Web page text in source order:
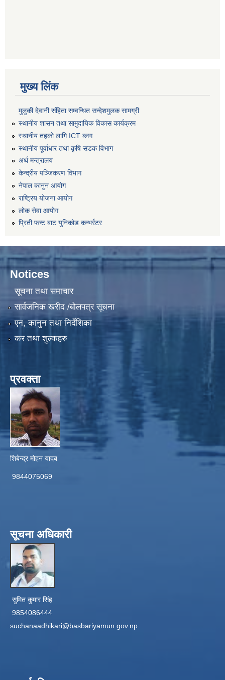
मुख्य लिंक
मुलुकी देवानी संहिता सम्वन्धित सन्देशमुलक सामग्री
स्थानीय शासन तथा सामुदायिक विकास कार्यक्रम
स्थानीय तहको लागि ICT ब्लग
स्थानीय पूर्वाधार तथा कृषि सडक विभाग
अर्थ मन्त्रालय
केन्द्रीय पञ्जिकरण विभाग
नेपाल कानुन आयोग
राष्ट्रिय योजना आयोग
लोक सेवा आयोग
प्रिती फन्ट बाट युनिकोड कन्भर्रटर
Notices
सूचना तथा समाचार
सार्वजनिक खरीद /बोलपत्र सूचना
एन, कानुन तथा निर्देशिका
कर तथा शुल्कहरु
प्रवक्ता
शिबेन्द्र मोहन यादब
9844075069
सूचना अधिकारी
सुमित कुमार सिंह
9854086444
suchanaadhikari@basbariyamun.gov.np